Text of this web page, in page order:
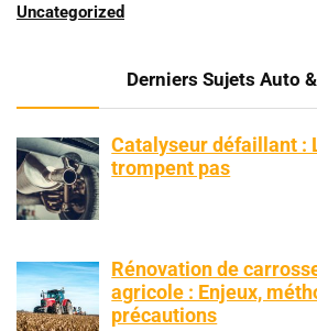
Uncategorized
Derniers Sujets Auto
Catalyseur défaillant :
trompent pas
Rénovation de
agricole : Enjeux,
précautions